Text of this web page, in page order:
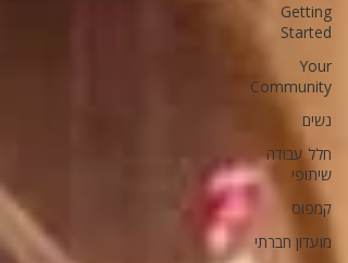
Getting
Started
Your
Community
נשים
חלל עבודה
שיתופי
קמפוס
מועדון חברתי